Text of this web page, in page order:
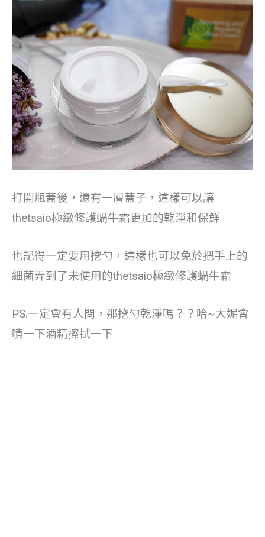
打開瓶蓋後，還有一層蓋子，這樣可以讓
thetsaio極緻修護蝸牛霜更加的乾淨和保鮮
也記得一定要用挖勺，這樣也可以免於把手上的
細菌弄到了未使用的thetsaio極緻修護蝸牛霜
PS.一定會有人問，那挖勺乾淨嗎？？哈~大妮會
噴一下酒精擦拭一下